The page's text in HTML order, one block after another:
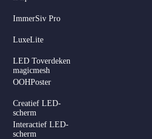
ImmerSiv Pro
LuxeLite
LED Toverdeken
magicmesh
OOHPoster
Creatief LED-
scherm
Interactief LED-
scherm